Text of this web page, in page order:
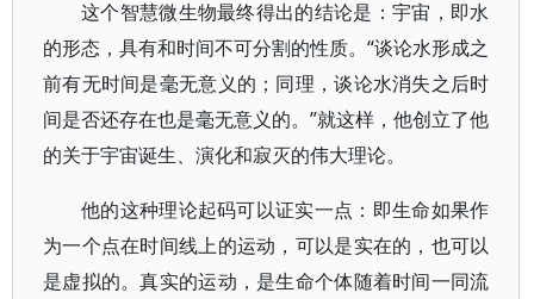
这个智慧微生物最终得出的结论是：宇宙，即水
的形态，具有和时间不可分割的性质。“谈论水形成之
前有无时间是毫无意义的；同理，谈论水消失之后时
间是否还存在也是毫无意义的。”就这样，他创立了他
的关于宇宙诞生、演化和寂灭的伟大理论。
他的这种理论起码可以证实一点：即生命如果作
为一个点在时间线上的运动，可以是实在的，也可以
是虚拟的。真实的运动，是生命个体随着时间一同流